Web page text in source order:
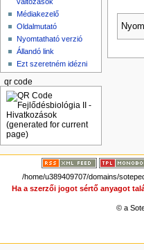
Médiakezelő
Oldalmutató
Nyomtatható verzió
Állandó link
Ezt szeretném idézni
qr code
/home/u389409707/domains/
Ha a szerzői jogot sértő anyagot
© a